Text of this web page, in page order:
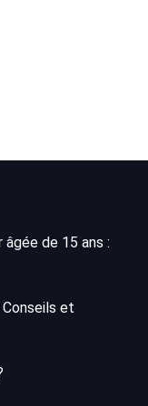
âgée de 15 ans :
et